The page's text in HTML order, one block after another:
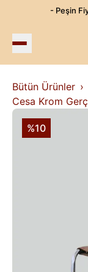
- Peşin
Bütün Ürünler
Cesa Krom
%10